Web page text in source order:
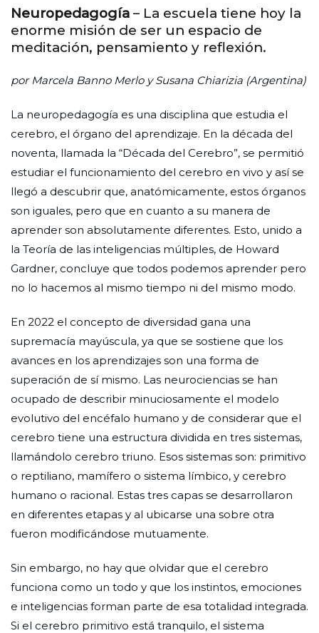
Neuropedagogía – La escuela tiene hoy la
enorme misión de ser un espacio de
meditación, pensamiento y reflexión.
por Marcela Banno Merlo y Susana Chiarizia (Argentina)
La neuropedagogía es una disciplina que estudia el
cerebro, el órgano del aprendizaje. En la década del
noventa, llamada la “Década del Cerebro”, se permitió
estudiar el funcionamiento del cerebro en vivo y así se
llegó a descubrir que, anatómicamente, estos órganos
son iguales, pero que en cuanto a su manera de
aprender son absolutamente diferentes. Esto, unido a
la Teoría de las inteligencias múltiples, de Howard
Gardner, concluye que todos podemos aprender pero
no lo hacemos al mismo tiempo ni del mismo modo.
En 2022 el concepto de diversidad gana una
supremacía mayúscula, ya que se sostiene que los
avances en los aprendizajes son una forma de
superación de sí mismo. Las neurociencias se han
ocupado de describir minuciosamente el modelo
evolutivo del encéfalo humano y de considerar que el
cerebro tiene una estructura dividida en tres sistemas,
llamándolo cerebro triuno. Esos sistemas son: primitivo
o reptiliano, mamífero o sistema límbico, y cerebro
humano o racional. Estas tres capas se desarrollaron
en diferentes etapas y al ubicarse una sobre otra
fueron modificándose mutuamente.
Sin embargo, no hay que olvidar que el cerebro
funciona como un todo y que los instintos, emociones
e inteligencias forman parte de esa totalidad integrada.
Si el cerebro primitivo está tranquilo, el sistema